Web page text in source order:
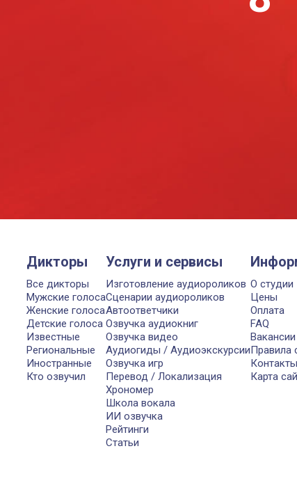
Дикторы
Все дикторы
Мужские голоса
Женские голоса
Детские голоса
Известные
Региональные
Иностранные
Кто озвучил
Услуги и сервисы
Изготовление аудиороликов
Сценарии аудиороликов
Автоответчики
Озвучка аудиокниг
Озвучка видео
Аудиогиды / Аудиоэкскурсии
Озвучка игр
Перевод / Локализация
Хрономер
Школа вокала
ИИ озвучка
Рейтинги
Статьи
О студии
Цены
Оплата
FAQ
Вакансии
Правила
Контакты
Карта